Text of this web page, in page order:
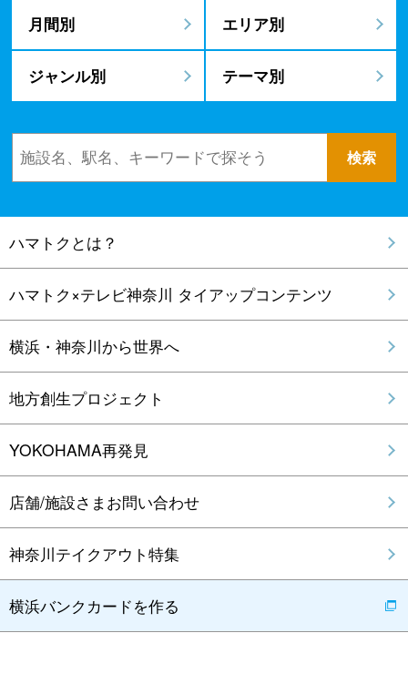
月間別 エリア別
ジャンル別 テーマ別
ハマトクとは？
ハマトク×テレビ神奈川 タイアップコンテンツ
横浜・神奈川から世界へ
地方創生プロジェクト
YOKOHAMA再発見
店舗/施設さまお問い合わせ
神奈川テイクアウト特集
横浜バンクカードを作る